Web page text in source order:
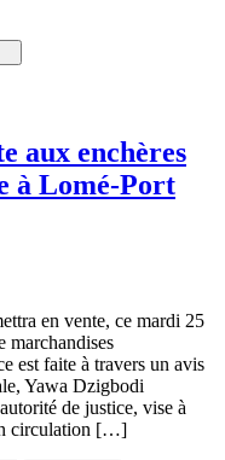
aux enchères
à Lomé-Port
en vente, ce mardi 25
marchandises
est faite à travers un avis
Yawa Dzigbodi
de justice, vise à
circulation […]